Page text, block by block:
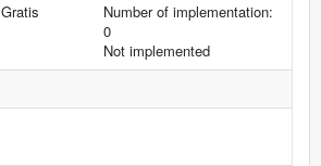
Gratis
Number of implementation:
0
Not implemented